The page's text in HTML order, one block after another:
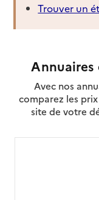
Trouver un
Avec nos
comparez les
site de votre